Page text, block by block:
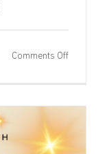
Comments Offon
de
Février